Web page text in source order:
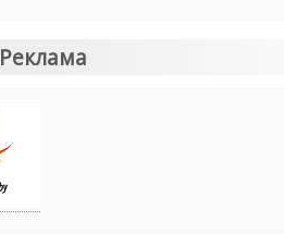
Реклама